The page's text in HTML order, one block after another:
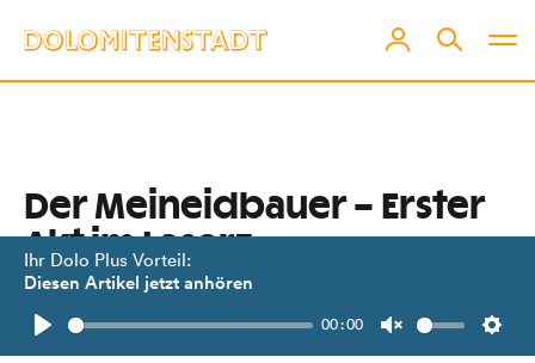
Ihr Dolo Plus Vorteil:
Diesen Artikel jetzt anhören
Play
00:00
Unmute
Der Meineidbauer – Erster
Akt im Laserz
Auftakt der Dreharbeiten im Fels.
Dolomitenstadt war dabei.